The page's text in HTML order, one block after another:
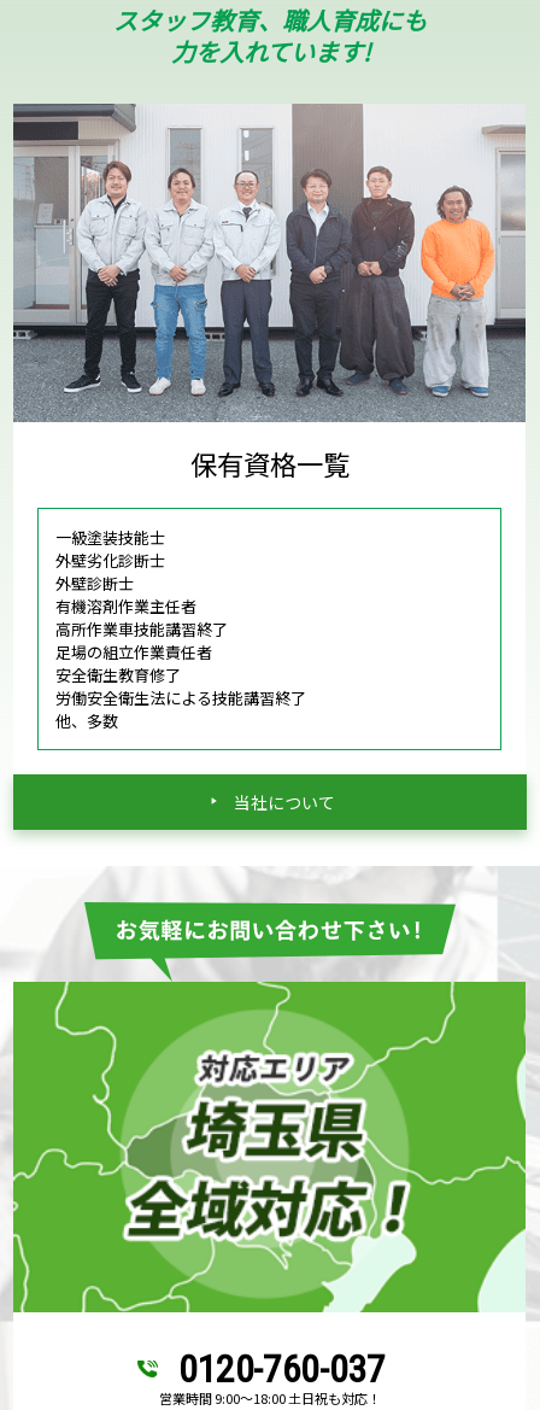
スタッフ教育、職人育成にも
力を入れています!
保有資格一覧
一級塗装技能士
外壁劣化診断士
外壁診断士
有機溶剤作業主任者
高所作業車技能講習終了
足場の組立作業責任者
安全衛生教育修了
労働安全衛生法による技能講習終了
他、多数
当社について
0120-760-037
営業時間 9:00～18:00 土日祝も対応！